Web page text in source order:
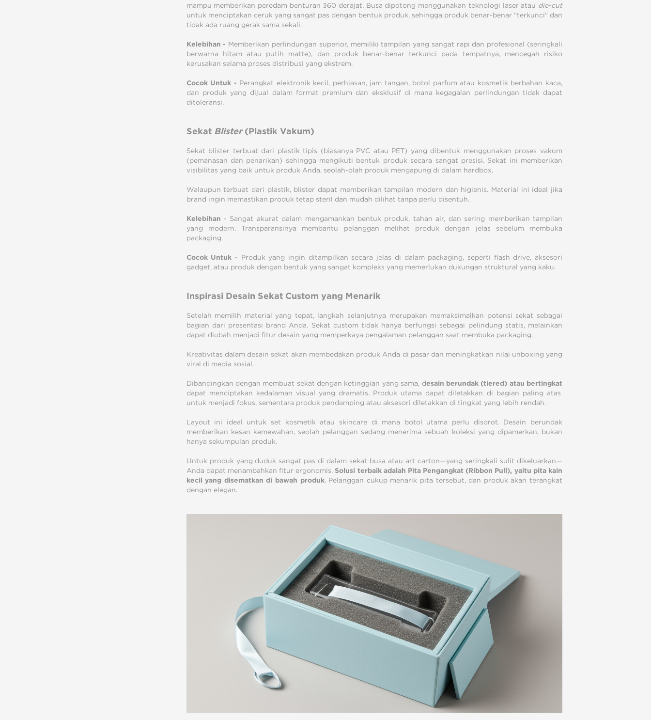
mampu memberikan peredam benturan 360 derajat. Busa dipotong menggunakan teknologi laser atau die-cut
untuk menciptakan ceruk yang sangat pas dengan bentuk produk, sehingga produk benar-benar "terkunci" dan
tidak ada ruang gerak sama sekali.
Kelebihan - Memberikan perlindungan superior, memiliki tampilan yang sangat rapi dan profesional (seringkali
berwarna hitam atau putih matte), dan produk benar-benar terkunci pada tempatnya, mencegah risiko
kerusakan selama proses distribusi yang ekstrem.
Cocok Untuk - Perangkat elektronik kecil, perhiasan, jam tangan, botol parfum atau kosmetik berbahan kaca,
dan produk yang dijual dalam format premium dan eksklusif di mana kegagalan perlindungan tidak dapat
ditoleransi.
Sekat Blister(Plastik Vakum)
Sekat blister terbuat dari plastik tipis (biasanya PVC atau PET) yang dibentuk menggunakan proses vakum
(pemanasan dan penarikan) sehingga mengikuti bentuk produk secara sangat presisi. Sekat ini memberikan
visibilitas yang baik untuk produk Anda, seolah-olah produk mengapung di dalam hardbox.
Walaupun terbuat dari plastik, blister dapat memberikan tampilan modern dan higienis. Material ini ideal jika
brand ingin memastikan produk tetap steril dan mudah dilihat tanpa perlu disentuh.
Kelebihan - Sangat akurat dalam mengamankan bentuk produk, tahan air, dan sering memberikan tampilan
yang modern. Transparansinya membantu pelanggan melihat produk dengan jelas sebelum membuka
packaging.
Cocok Untuk - Produk yang ingin ditampilkan secara jelas di dalam packaging, seperti flash drive, aksesori
gadget, atau produk dengan bentuk yang sangat kompleks yang memerlukan dukungan struktural yang kaku.
Inspirasi Desain Sekat Custom yang Menarik
Setelah memilih material yang tepat, langkah selanjutnya merupakan memaksimalkan potensi sekat sebagai
bagian dari presentasi brand Anda. Sekat custom tidak hanya berfungsi sebagai pelindung statis, melainkan
dapat diubah menjadi fitur desain yang memperkaya pengalaman pelanggan saat membuka packaging.
Kreativitas dalam desain sekat akan membedakan produk Anda di pasar dan meningkatkan nilai unboxing yang
viral di media sosial.
Dibandingkan dengan membuat sekat dengan ketinggian yang sama, desain berundak (tiered) atau bertingkat
dapat menciptakan kedalaman visual yang dramatis. Produk utama dapat diletakkan di bagian paling atas
untuk menjadi fokus, sementara produk pendamping atau aksesori diletakkan di tingkat yang lebih rendah.
Layout ini ideal untuk set kosmetik atau skincare di mana botol utama perlu disorot. Desain berundak
memberikan kesan kemewahan, seolah pelanggan sedang menerima sebuah koleksi yang dipamerkan, bukan
hanya sekumpulan produk.
Untuk produk yang duduk sangat pas di dalam sekat busa atau art carton—yang seringkali sulit dikeluarkan—
Anda dapat menambahkan fitur ergonomis. Solusi terbaik adalah Pita Pengangkat (Ribbon Pull), yaitu pita kain
kecil yang disematkan di bawah produk. Pelanggan cukup menarik pita tersebut, dan produk akan terangkat
dengan elegan.